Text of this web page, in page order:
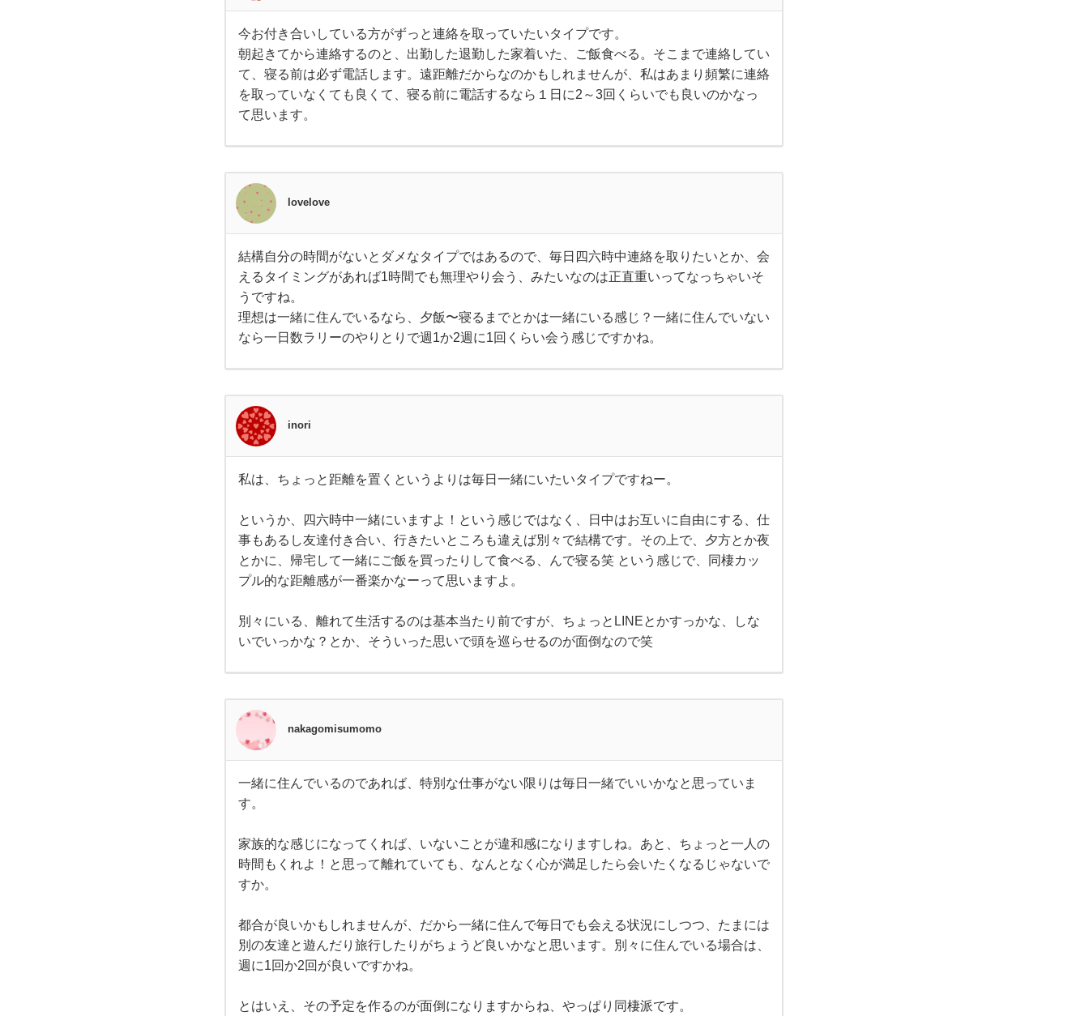
て
い
ま
す
か？
付き
合い
た
て
の頃
今お
付き
合い
して
いる
方が
ずっ
絡を
てい
たい
タイ
プで
す。
朝起
き
今お付き合いしている方がずっと連絡を取っていたいタイプです。
朝起きてから連絡するのと、出勤した退勤した家着いた、ご飯食べる。そこまで連絡してい
て、寝る前は必ず電話します。遠距離だからなのかもしれませんが、私はあまり頻繁に連絡
を取っていなくても良くて、寝る前に電話するなら１日に2～3回くらいでも良いのかなっ
て思います。
lovelove
結構
自分
の時
間が
ない
とダ
メな
プで
るの
で、
毎日
四六
時中
連絡
を取
り
結構自分の時間がないとダメなタイプではあるので、毎日四六時中連絡を取りたいとか、会
えるタイミングがあれば1時間でも無理やり会う、みたいなのは正直重いってなっちゃいそ
うですね。
理想は一緒に住んでいるなら、夕飯〜寝るまでとかは一緒にいる感じ？一緒に住んでいない
なら一日数ラリーのやりとりで週1か2週に1回くらい会う感じですかね。
inori
私
ちょ
っと
距離
を置
くと
いう
日一
緒に
いた
イプ
ね
ー。
私は、ちょっと距離を置くというよりは毎日一緒にいたいタイプですねー。
というか、四六時中一緒にいますよ！という感じではなく、日中はお互いに自由にする、仕
事もあるし友達付き合い、行きたいところも違えば別々で結構です。その上で、夕方とか夜
とかに、帰宅して一緒にご飯を買ったりして食べる、んで寝る笑 という感じで、同棲カッ
プル的な距離感が一番楽かなーって思いますよ。
別々にいる、離れて生活するのは基本当たり前ですが、ちょっとLINEとかすっかな、しな
いでいっかな？とか、そういった思いで頭を巡らせるのが面倒なので笑
nakagomisumomo
一緒
に住
ので
あれ
ば、
特別
な仕
ない
限り
は毎
日一
緒で
かな
と
一緒に住んでいるのであれば、特別な仕事がない限りは毎日一緒でいいかなと思っていま
す。
家族的な感じになってくれば、いないことが違和感になりますしね。あと、ちょっと一人の
時間もくれよ！と思って離れていても、なんとなく心が満足したら会いたくなるじゃないで
すか。
都合が良いかもしれませんが、だから一緒に住んで毎日でも会える状況にしつつ、たまには
別の友達と遊んだり旅行したりがちょうど良いかなと思います。別々に住んでいる場合は、
週に1回か2回が良いですかね。
とはいえ、その予定を作るのが面倒になりますからね、やっぱり同棲派です。